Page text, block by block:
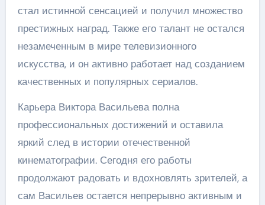
стал истинной сенсацией и получил множество
престижных наград. Также его талант не остался
незамеченным в мире телевизионного
искусства, и он активно работает над созданием
качественных и популярных сериалов.
Карьера Виктора Васильева полна
профессиональных достижений и оставила
яркий след в истории отечественной
кинематографии. Сегодня его работы
продолжают радовать и вдохновлять зрителей, а
сам Васильев остается непрерывно активным и